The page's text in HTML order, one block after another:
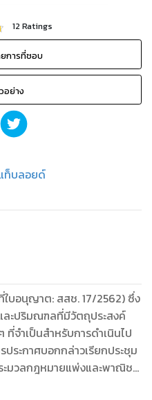
12Ratings
ยการที่ชอบ
อย่าง
ท็บลอยด์
บอนุญาต: สสช. 17/2562) ซึ่ง
ะปริมณฑลที่มีวัตถุประสงค์
ที่จำเป็นสำหรับการดำเนินไป
ระกาศบอกกล่าวเรียกประชุม
มวลกฎหมายแพ่งและพาณิชย์
มกฎหมายอื่นๆ เช่น การแปร